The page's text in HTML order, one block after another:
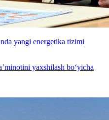
yangi energetika tizimi
yaxshilash bo‘yicha